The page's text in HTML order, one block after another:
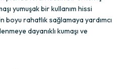
yumuşak bir kullanım hissi
boyu rahatlık sağlamaya yardımcı
dayanıklı kumaşı ve